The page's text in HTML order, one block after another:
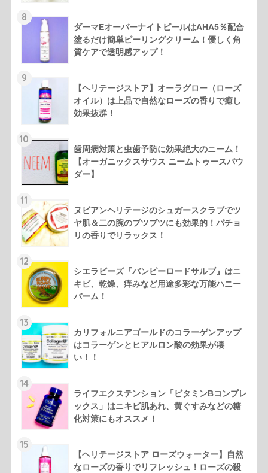
8
ダーマEオーバーナイトピールはAHA5％配合
塗るだけ簡単ピーリングクリーム！優しく角
質ケアで透明感アップ！
9
【ヘリテージストア】オーラグロー（ローズ
オイル）は上品で自然なローズの香りで癒し
効果抜群！
10
歯周病対策と虫歯予防に効果絶大のニーム！
【オーガニックスサウス ニームトゥースパウ
ダー】
11
ヌビアンヘリテージのシュガースクラブでツ
ヤ肌＆二の腕のブツブツにも効果的！パチョ
リの香りでリラックス！
12
シエラビーズ『バンピーロードサルブ』はニ
キビ、乾燥、痒みなど用途多彩な万能ハニー
バーム！
13
カリフォルニアゴールドのコラーゲンアップ
はコラーゲンとヒアルロン酸の効果が凄
い！！
14
ライフエクステンション「ビタミンBコンプレ
ックス」はニキビ肌あれ、黄ぐすみなどの糖
化対策にもオススメ！
15
【ヘリテージストア ローズウォーター】自然
なローズの香りでリフレッシュ！ローズの殺